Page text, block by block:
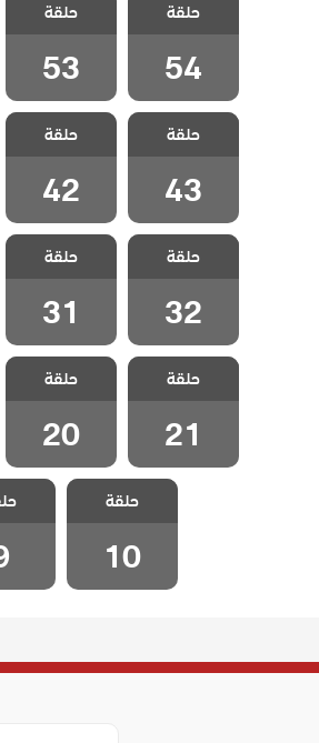
والاخيرة
حلقة
54
مدبلج الحلقة 53
حلقة
53
مسلسل البطل
مدبلج الحلقة 43
حلقة
43
مسلسل البطل
مدبلج الحلقة 42
حلقة
42
مسلسل البطل
مدبلج الحلقة 32
حلقة
32
مسلسل البطل
مدبلج الحلقة 31
حلقة
31
مسلسل البطل
مدبلج الحلقة 21
حلقة
21
مسلسل البطل
مدبلج الحلقة 20
حلقة
20
مسلسل البطل
مدبلج الحلقة 10
حلقة
10
مدبلج